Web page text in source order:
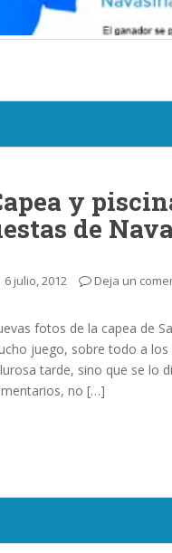
y
de
6 julio, 2012 Deja un
fotos de la capea de
juego, sobre todo a los
tarde, sino que se lo
no […]